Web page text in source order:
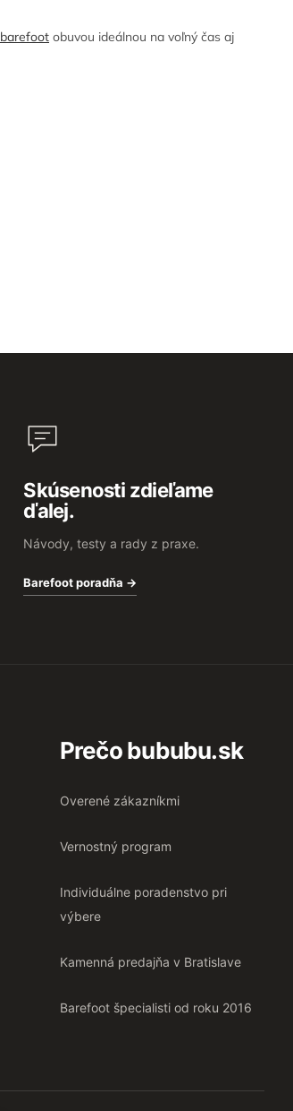
barefoot obuvou ideálnou na voľný čas aj
Skúsenosti zdieľame
ďalej.
Návody, testy a rady z praxe.
Barefoot poradňa →
Prečo bububu.sk
Overené zákazníkmi
Vernostný program
Individuálne poradenstvo pri
výbere
Kamenná predajňa v Bratislave
Barefoot špecialisti od roku 2016